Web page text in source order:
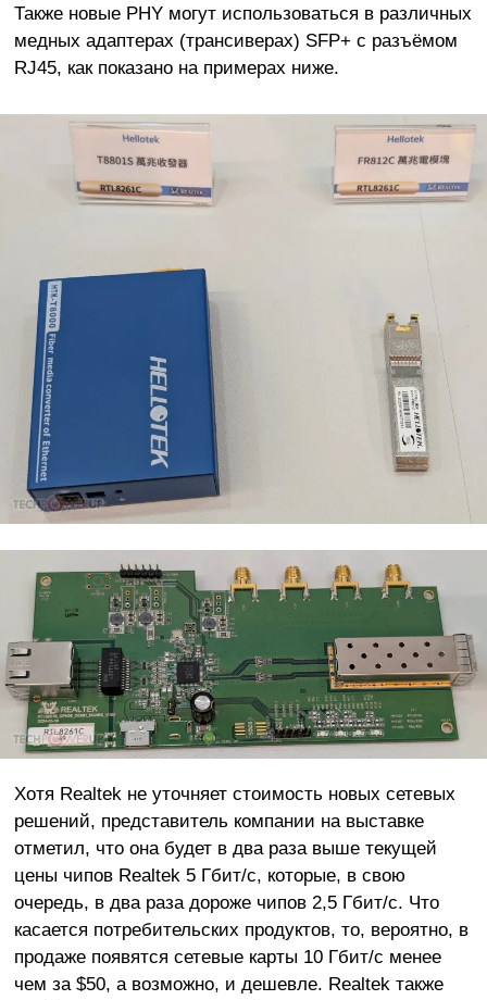
Также новые PHY могут использоваться в различных
медных адаптерах (трансиверах) SFP+ с разъёмом
RJ45, как показано на примерах ниже.
Хотя Realtek не уточняет стоимость новых сетевых
решений, представитель компании на выставке
отметил, что она будет в два раза выше текущей
цены чипов Realtek 5 Гбит/с, которые, в свою
очередь, в два раза дороже чипов 2,5 Гбит/с. Что
касается потребительских продуктов, то, вероятно, в
продаже появятся сетевые карты 10 Гбит/с менее
чем за $50, а возможно, и дешевле. Realtek также